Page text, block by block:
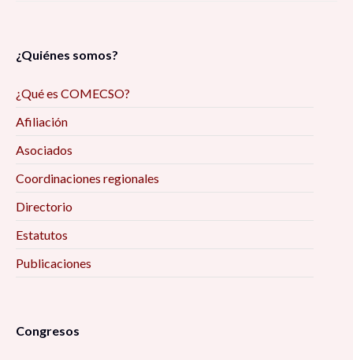
¿Quiénes somos?
¿Qué es COMECSO?
Afiliación
Asociados
Coordinaciones regionales
Directorio
Estatutos
Publicaciones
Congresos